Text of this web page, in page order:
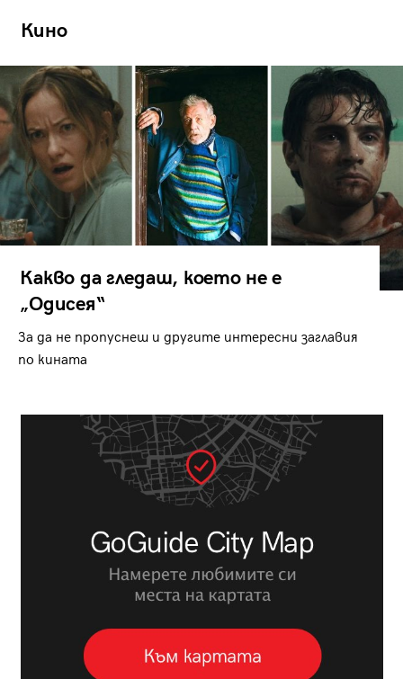
Кино
Какво да гледаш, което не е
„Одисея“
За да не пропуснеш и другите интересни заглавия
по кината